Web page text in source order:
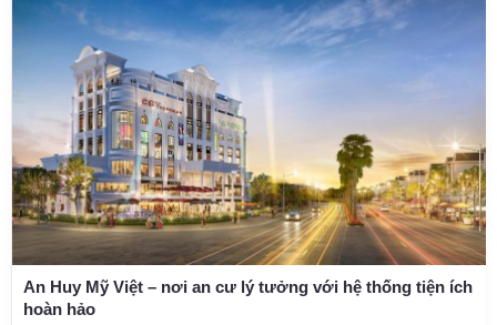
An Huy Mỹ Việt – nơi an cư lý tưởng với hệ thống tiện ích
hoàn hảo